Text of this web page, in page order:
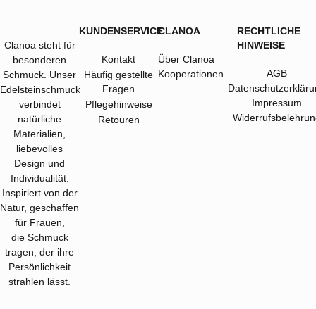
Clanoa steht für
besonderen
Schmuck. Unser
Edelsteinschmuck
verbindet
natürliche
Materialien,
liebevolles
Design und
Individualität.
Inspiriert von der
Natur, geschaffen
für Frauen,
die Schmuck
tragen, der ihre
Persönlichkeit
strahlen lässt.
KUNDENSERVICE
Kontakt
Häufig gestellte
Fragen
Pflegehinweise
Retouren
CLANOA
Über Clanoa
Kooperationen
RECHTLICHE
HINWEISE
AGB
Impressum